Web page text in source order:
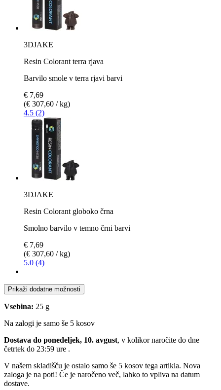
3DJAKE
Resin Colorant terra rjava
Barvilo smole v terra rjavi barvi
€ 7,69
(€ 307,60 / kg)
4.5 (2)
3DJAKE
Resin Colorant globoko črna
Smolno barvilo v temno črni barvi
€ 7,69
(€ 307,60 / kg)
5.0 (4)
Prikaži dodatne možnosti
Vsebina: 25 g
Na zalogi je samo še 5 kosov
Dostava do ponedeljek, 10. avgust, v kolikor naročite do dne
četrtek do 23:59 ure .
V našem skladišču je ostalo samo še 5 kosov tega artikla. Nova
zaloga je na poti! Če je naročeno več, lahko to vpliva na datum
dostave.